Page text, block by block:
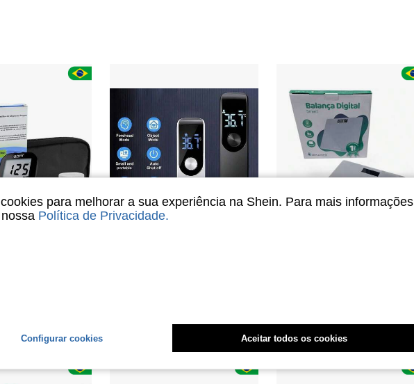
4,80
4,80
4,80
Envio Nacional 4-7 dias
para melhorar a sua experiência na Shein. Para mais informações
Política de Privacidade.
Configurar cookies Aceitar todos os cookies